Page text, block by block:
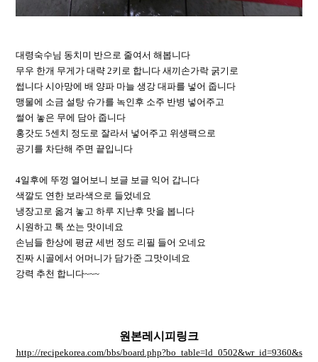
대령숙수님 동치미 반으로 줄여서 해봅니다
무우 한개 무게가 대략 2키로 합니다 새끼손가락 굵기로
썹니다 시아망에 배 양파 마늘 생강 대파를 넣어 줍니다
맹물에 소금 설탕 슈가를 녹인후 소주 반병 넣어주고
썰어 놓은 무에 담아 줍니다
홍갓도 5센치 정도로 잘라서 넣어주고 위생팩으로
공기를 차단해 주면 끝입니다
4일후에 뚜껑 열어보니 보글 보글 익어 갑니다
색깔도 연한 보라색으로 들었네요
냉장고로 옮겨 놓고 하루 지난후 맛을 봅니다
시원하고 톡 쏘는 맛이네요
손님들 한상에 평균 세번 정도 리필 들어 오네요
진짜 시골에서 어머니가 담가준 그맛이네요
강력 추천 합니다~~~
원본레시피링크
http://recipekorea.com/bbs/board.php?bo_table=ld_0502&wr_id=9360&s